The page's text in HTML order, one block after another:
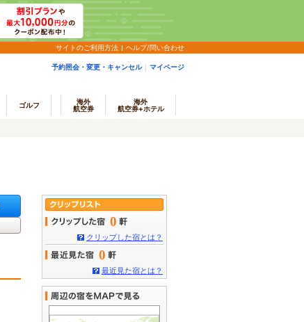
サイトのご利用方法 ヘルプ/問い合わせ
予約照会・変更・キャンセル マイページ
ゴルフ
海外
航空券
海外
航空券+ホテル
0
クリップした宿とは？
0
最近見た宿とは？